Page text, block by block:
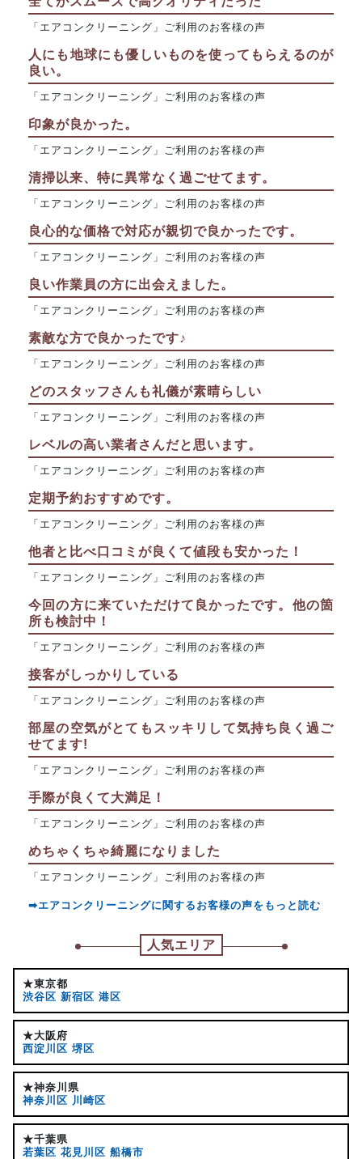
「エアコンクリーニング」ご利用のお客様の声
人にも地球にも優しいものを使ってもらえるのが
良い。
「エアコンクリーニング」ご利用のお客様の声
印象が良かった。
「エアコンクリーニング」ご利用のお客様の声
清掃以来、特に異常なく過ごせてます。
「エアコンクリーニング」ご利用のお客様の声
良心的な価格で対応が親切で良かったです。
「エアコンクリーニング」ご利用のお客様の声
良い作業員の方に出会えました。
「エアコンクリーニング」ご利用のお客様の声
素敵な方で良かったです♪
「エアコンクリーニング」ご利用のお客様の声
どのスタッフさんも礼儀が素晴らしい
「エアコンクリーニング」ご利用のお客様の声
レベルの高い業者さんだと思います。
「エアコンクリーニング」ご利用のお客様の声
定期予約おすすめです。
「エアコンクリーニング」ご利用のお客様の声
他者と比べ口コミが良くて値段も安かった！
「エアコンクリーニング」ご利用のお客様の声
今回の方に来ていただけて良かったです。他の箇
所も検討中！
「エアコンクリーニング」ご利用のお客様の声
接客がしっかりしている
「エアコンクリーニング」ご利用のお客様の声
部屋の空気がとてもスッキリして気持ち良く過ご
せてます!
「エアコンクリーニング」ご利用のお客様の声
手際が良くて大満足！
「エアコンクリーニング」ご利用のお客様の声
めちゃくちゃ綺麗になりました
「エアコンクリーニング」ご利用のお客様の声
➡エアコンクリーニングに関するお客様の声をもっと読む
人気エリア
★東京都
渋谷区 新宿区 港区
★大阪府
西淀川区 堺区
★神奈川県
神奈川区 川崎区
★千葉県
若葉区 花見川区 船橋市